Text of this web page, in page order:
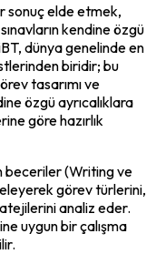
sonuç elde etmek,
kendine özgü
dünya genelinde en
biridir; bu
tasarımı ve
özgü ayrıcalıklara
göre hazırlık
beceriler (Writing ve
görev türlerini,
analiz eder.
uygun bir çalışma